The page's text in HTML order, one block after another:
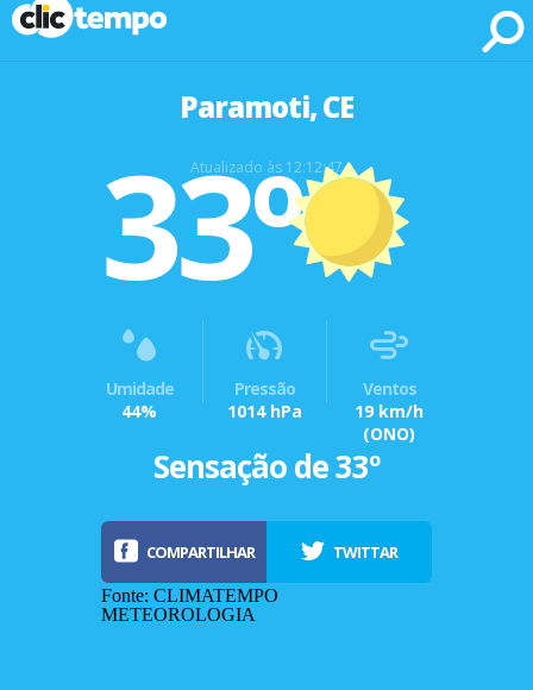
Paramoti, CE
Fonte: CLIMATEMPO METEOROLOGIA
Atualizado às 12:12:47
33º
Umidade
44%
Pressão
1014 hPa
Ventos
19 km/h
(ONO)
Sensação de 33º
COMPARTILHAR TWITTAR
Fonte: CLIMATEMPO
METEOROLOGIA